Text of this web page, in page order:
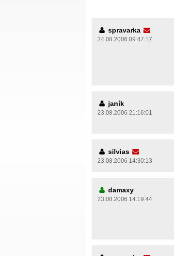
spravarka
24.08.2006 09:47:17
janík
23.08.2006 21:16:01
silvias
23.08.2006 14:30:13
damaxy
23.08.2006 14:19:44